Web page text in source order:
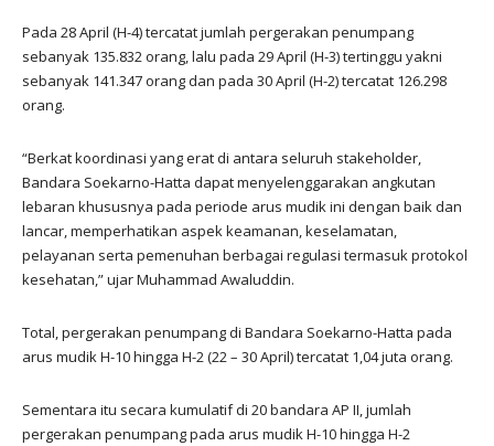
Pada 28 April (H-4) tercatat jumlah pergerakan penumpang
sebanyak 135.832 orang, lalu pada 29 April (H-3) tertinggu yakni
sebanyak 141.347 orang dan pada 30 April (H-2) tercatat 126.298
orang.
“Berkat koordinasi yang erat di antara seluruh stakeholder,
Bandara Soekarno-Hatta dapat menyelenggarakan angkutan
lebaran khususnya pada periode arus mudik ini dengan baik dan
lancar, memperhatikan aspek keamanan, keselamatan,
pelayanan serta pemenuhan berbagai regulasi termasuk protokol
kesehatan,” ujar Muhammad Awaluddin.
Total, pergerakan penumpang di Bandara Soekarno-Hatta pada
arus mudik H-10 hingga H-2 (22 – 30 April) tercatat 1,04 juta orang.
Sementara itu secara kumulatif di 20 bandara AP II, jumlah
pergerakan penumpang pada arus mudik H-10 hingga H-2